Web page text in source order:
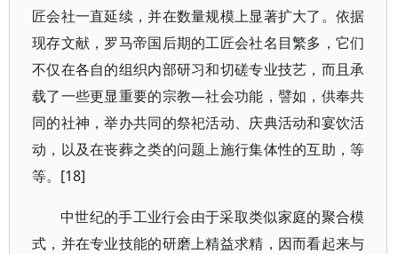
匠会社一直延续，并在数量规模上显著扩大了。依据
现存文献，罗马帝国后期的工匠会社名目繁多，它们
不仅在各自的组织内部研习和切磋专业技艺，而且承
载了一些更显重要的宗教—社会功能，譬如，供奉共
同的社神，举办共同的祭祀活动、庆典活动和宴饮活
动，以及在丧葬之类的问题上施行集体性的互助，等
等。[18]
中世纪的手工业行会由于采取类似家庭的聚合模
式，并在专业技能的研磨上精益求精，因而看起来与